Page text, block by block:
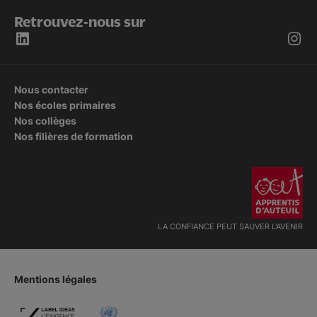
Retrouvez-nous sur
Nous contacter
Nos écoles primaires
Nos collèges
Nos filières de formation
LA CONFIANCE PEUT SAUVER L'AVENIR
Mentions légales